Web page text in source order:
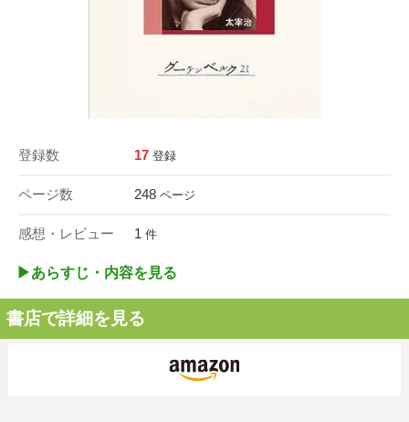
登録数 17 登録
ページ数 248 ページ
感想・レビュー 1 件
▶︎あらすじ・内容を見る
書店で詳細を見る